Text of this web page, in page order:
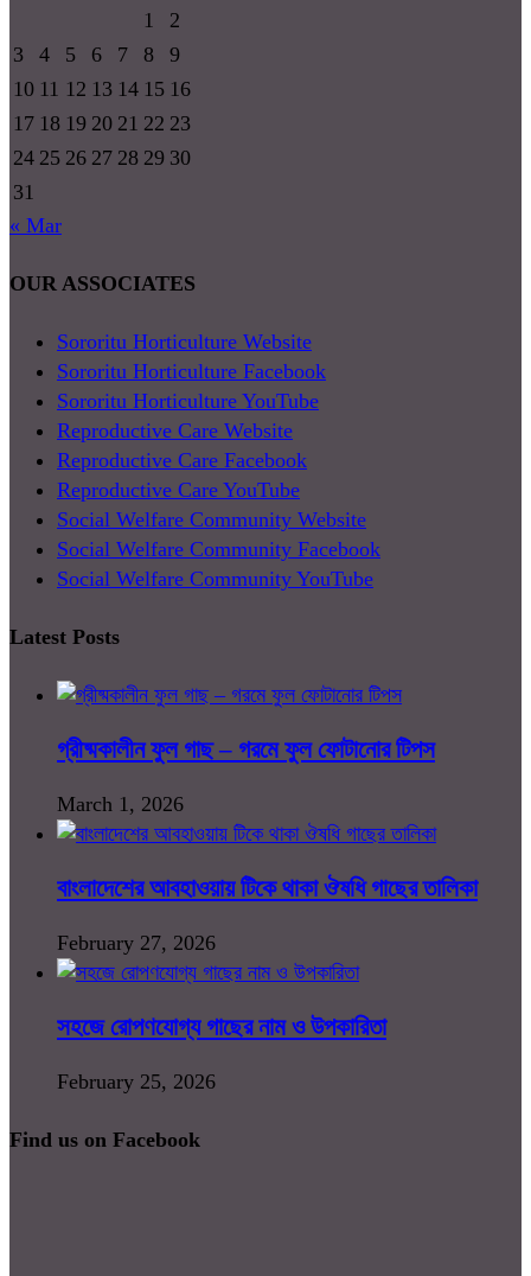
1
2
3
4 5 6 7 8
9
10 11 12 13 14 15 16
17 18 19 20 21 22 23
24 25 26 27 28 29 30
31
« Mar
OUR ASSOCIATES
Sororitu Horticulture Website
Sororitu Horticulture Facebook
Sororitu Horticulture YouTube
Reproductive Care Website
Reproductive Care Facebook
Reproductive Care YouTube
Social Welfare Community Website
Social Welfare Community Facebook
Social Welfare Community YouTube
Latest Posts
গ্রীষ্মকালীন ফুল গাছ – গরমে ফুল ফোটানোর টিপস
March 1, 2026
বাংলাদেশের আবহাওয়ায় টিকে থাকা ঔষধি গাছের তালিকা
February 27, 2026
সহজে রোপণযোগ্য গাছের নাম ও উপকারিতা
February 25, 2026
Find us on Facebook